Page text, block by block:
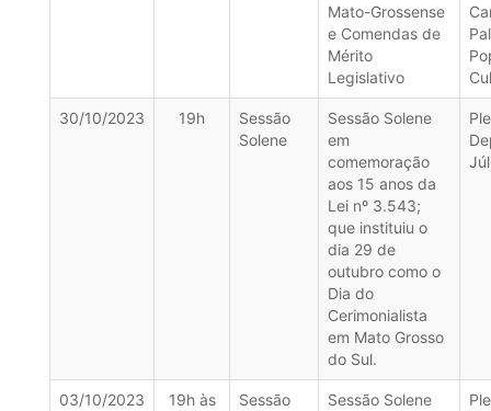
Mato-Grossense
e Comendas de
Mérito
Legislativo
30/10/2023 19h
Sessão
Solene
Sessão Solene
em
comemoração
aos 15 anos da
Lei nº 3.543;
que instituiu o
dia 29 de
outubro como o
Dia do
Cerimonialista
em Mato Grosso
do Sul.
03/10/2023
19h às
Sessão
Sessão Solene